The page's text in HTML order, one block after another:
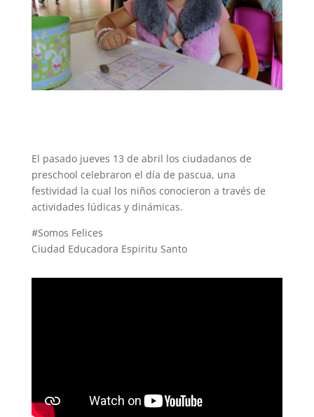
El pasado jueves 13 de abril los ciudadanos de
preschool celebraron el día de pascua, una
festividad la cual los niños conocieron a través de
actividades lúdicas y dinámicas.
#Somos Felices
Ciudad Educadora Espiritu Santo